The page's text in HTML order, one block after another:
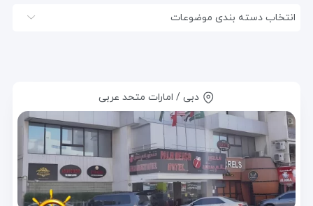
انتخاب دسته بندی موضوعات
دبی / امارات متحد عربی